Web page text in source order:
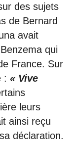
des sujets
de Bernard
avait
qui
France. Sur
: « Vive
leurs
ainsi reçu
déclaration.